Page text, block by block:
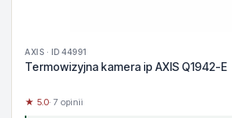
AXIS · ID 44991
Termowizyjna kamera ip AXIS Q1942-E
★ 5.0· 7 opinii